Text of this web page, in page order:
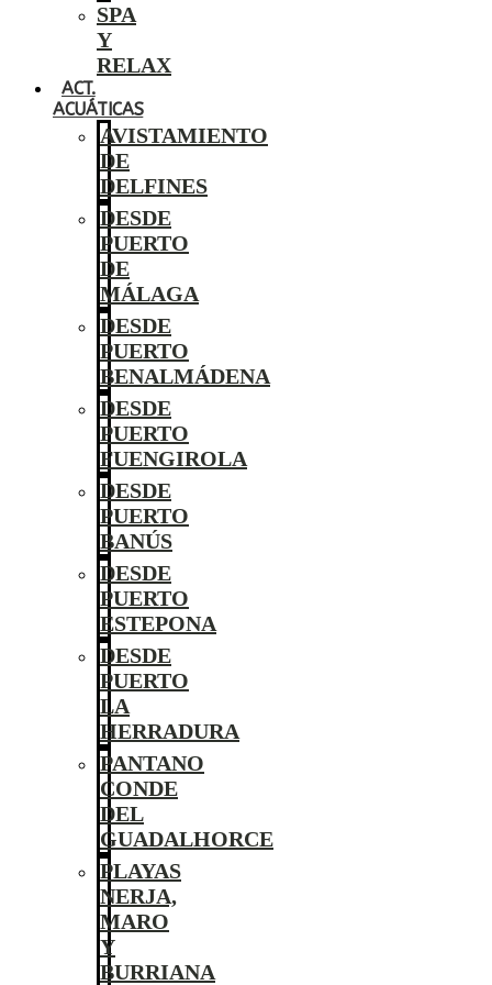
SPA
Y
RELAX
ACT.
ACUÁTICAS
AVISTAMIENTO
DE
DELFINES
DESDE
PUERTO
DE
MÁLAGA
DESDE
PUERTO
BENALMÁDENA
DESDE
PUERTO
FUENGIROLA
DESDE
PUERTO
BANÚS
DESDE
PUERTO
ESTEPONA
DESDE
PUERTO
LA
HERRADURA
PANTANO
CONDE
DEL
GUADALHORCE
PLAYAS
NERJA,
MARO
Y
BURRIANA